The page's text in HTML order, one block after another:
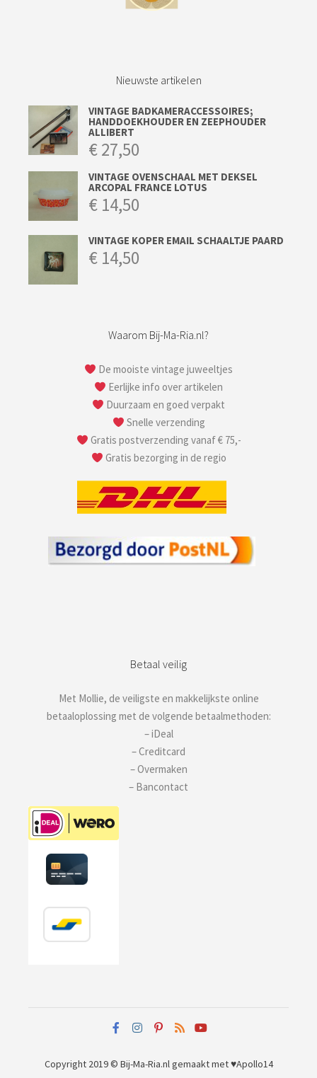
Nieuwste artikelen
VINTAGE BADKAMERACCESSOIRES;
HANDDOEKHOUDER EN ZEEPHOUDER
ALLIBERT
€27,50
VINTAGE OVENSCHAAL MET DEKSEL
ARCOPAL FRANCE LOTUS
€ 14,50
VINTAGE KOPER EMAIL SCHAALTJE PAARD
€ 14,50
Waarom Bij-Ma-Ria.nl?
De mooiste vintage juweeltjes
Eerlijke info over artikelen
Duurzaam en goed verpakt
Snelle verzending
Gratis postverzending vanaf € 75,-
Gratis bezorging in de regio
Betaal veilig
Met Mollie, de veiligste en makkelijkste online
betaaloplossing met de volgende betaalmethoden:
– iDeal
– Creditcard
– Overmaken
– Bancontact
Copyright 2019 © Bij-Ma-Ria.nlgemaakt met ♥Apollo14